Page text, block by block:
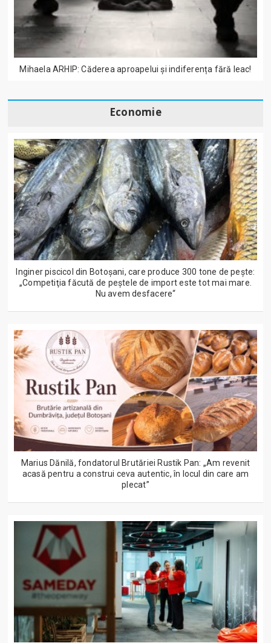
Mihaela ARHIP: Căderea aproapelui și indiferența fără leac!
Economie
Inginer piscicol din Botoşani, care produce 300 tone de peşte:
„Competiţia făcută de peştele de import este tot mai mare.
Nu avem desfacere“
Marius Dănilă, fondatorul Brutăriei Rustik Pan: „Am revenit
acasă pentru a construi ceva autentic, în locul din care am
plecat”